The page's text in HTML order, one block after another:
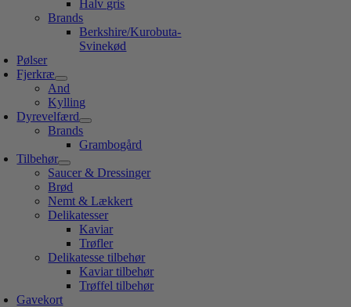
Halv gris
Brands
Berkshire/Kurobuta-
Svinekød
Pølser
Fjerkræ
And
Kylling
Dyrevelfærd
Brands
Grambogård
Tilbehør
Saucer & Dressinger
Brød
Nemt & Lækkert
Delikatesser
Kaviar
Trøfler
Delikatesse tilbehør
Kaviar tilbehør
Trøffel tilbehør
Gavekort